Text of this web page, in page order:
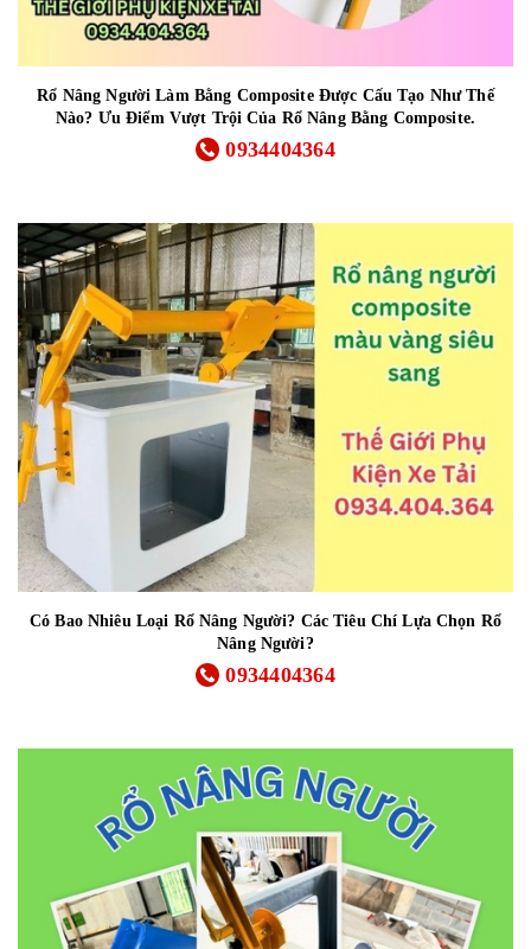
Rổ Nâng Người Làm Bằng Composite Được Cấu Tạo Như Thế
Nào? Ưu Điểm Vượt Trội Của Rổ Nâng Bằng Composite.
0934404364
Có Bao Nhiêu Loại Rổ Nâng Người? Các Tiêu Chí Lựa Chọn Rổ
Nâng Người?
0934404364